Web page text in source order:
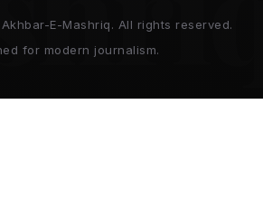
E-Mashriq. All rights reserved.
for modern journalism.